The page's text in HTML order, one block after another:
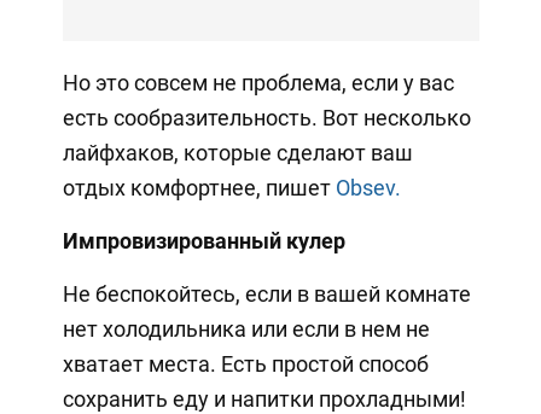
Но это совсем не проблема, если у вас
есть сообразительность. Вот несколько
лайфхаков, которые сделают ваш
отдых комфортнее, пишет Obsev.
Импровизированный кулер
Не беспокойтесь, если в вашей комнате
нет холодильника или если в нем не
хватает места. Есть простой способ
сохранить еду и напитки прохладными!